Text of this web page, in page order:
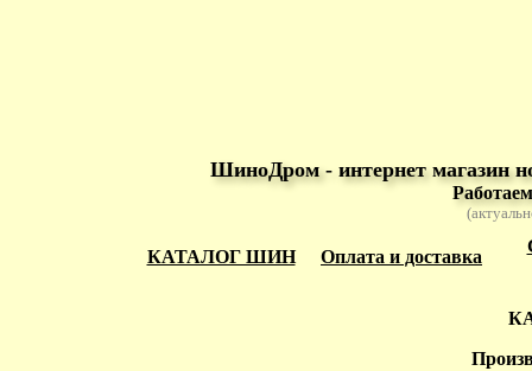
ШиноДром - интернет магазин
КАТАЛОГ ШИН Оплата и доставка